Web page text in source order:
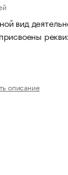
вид
описание